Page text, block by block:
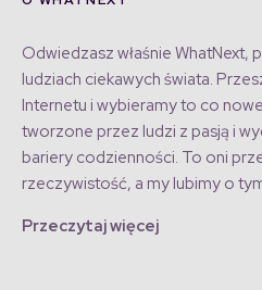
Odwiedzasz właśnie WhatNext,
ludziach ciekawych świata.
Internetu i wybieramy to co
tworzone przez ludzi z pasją i
bariery codzienności. To oni
rzeczywistość, a my lubimy o
Przeczytaj więcej